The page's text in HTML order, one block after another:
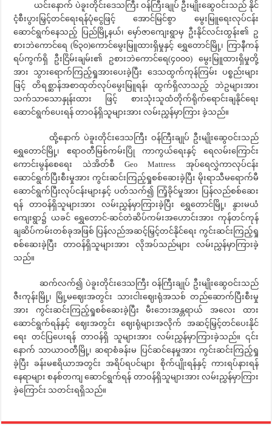
ယင်းနောက် ပဲခူးတိုင်းဒေသကြီး ဝန်ကြီးချုပ် ဦးမျိုးဆွေဝင်းသည် နိုင်
ငံ့စီးပွားမြှင့်တင်ရေးရန်ပုံငွေဖြင့် အောင်မြင်စွာ မွေးမြူရေးလုပ်ငန်း
ဆောင်ရွက်နေသည့် ပြည်မြို့နယ်၊ မှော်ဇာကျေးရွာမှ ဦးနိုင်လင်းထွန်း၏ ဥ
စားဘဲကောင်ရေ (၆၃၀)ကောင်မွေးမြူထားရှိမှုနှင့် ရွှေတောင်မြို့၊ ကြာနီကန်
ရပ်ကွက်ရှိ ဦးငြိမ်းချမ်း၏ ဥစားဘဲကောင်ရေ(၄၀၀၀) မွေးမြူထားရှိမှုတို့
အား သွားရောက်ကြည့်ရှုအားပေးခဲ့ပြီး ဒေသထွက်ကုန်ကြမ်း ပစ္စည်းများ
ဖြင့် တိရစ္ဆာန်အစာထုတ်လုပ်မွေးမြူရန်၊ ထွက်ရှိလာသည့် ဘဲဥများအား
သက်သာသောနှုန်းထား ဖြင့် စားသုံးသူထံတိုက်ရိုက်ရောင်းချနိုင်ရေး
ဆောင်ရွက်ပေးရန် တာဝန်ရှိသူများအား လမ်းညွှန်မှာကြား ခဲ့သည်။
ထို့နောက် ပဲခူးတိုင်းဒေသကြီး ဝန်ကြီးချုပ် ဦးမျိုးဆွေဝင်းသည်
ရွှေတောင်မြို့၊ ဧရာဝတီမြစ်ကမ်းပြို ကာကွယ်ရေးနှင့် ရေလမ်းကြောင်း
ကောင်းမွန်စေရေး သဲအိတ်စီ Geo Mattress အုပ်ရေလွှဲကာလုပ်ငန်း
ဆောင်ရွက်ပြီးစီးမှုအား ကွင်းဆင်းကြည့်ရှုစစ်ဆေးခဲ့ပြီး မိုးရာသီမရောက်မီ
ဆောင်ရွက်ပြီးလုပ်ငန်းများနှင့် ပတ်သက်၍ ကြံ့ခိုင်မှုအား ပြန်လည်စစ်ဆေး
ရန် တာဝန်ရှိသူများအား လမ်းညွှန်မှာကြားခဲ့ပြီး ရွှေတောင်မြို့၊ နွားမယံ
ကျေးရွာ၌ ယခင် ရွှေတောင်-ဆင်တဲဆိပ်ကမ်းအဟောင်းအား ကုန်တင်ကုန်
ချဆိပ်ကမ်းတစ်ခုအဖြစ် ပြန်လည်အဆင့်မြှင့်တင်နိုင်ရေး ကွင်းဆင်းကြည့်ရှု
စစ်ဆေးခဲ့ပြီး တာဝန်ရှိသူများအား လိုအပ်သည်များ လမ်းညွှန်မှာကြားခဲ့
သည်။
ဆက်လက်၍ ပဲခူးတိုင်းဒေသကြီး ဝန်ကြီးချုပ် ဦးမျိုးဆွေဝင်းသည်
ဇီးကုန်းမြို့၊ မြို့မဈေးအတွင်း သားငါးဈေးရုံအသစ် တည်ဆောက်ပြီးစီးမှု
အား ကွင်းဆင်းကြည့်ရှုစစ်ဆေးခဲ့ပြီး မီးဘေးအန္တရာယ် အလေး ထား
ဆောင်ရွက်ရန်နှင့် ဈေးအတွင်း ဈေးရုံများအလိုက် အဆင့်မြှင့်တင်ပေးနိုင်
ရေး တင်ပြပေးရန် တာဝန်ရှိ သူများအား လမ်းညွှန်မှာကြားခဲ့သည်။ ၎င်း
နောက် သာယာဝတီမြို့၊ ဆရာစံခန်းမ ပြင်ဆင်နေမှုအား ကွင်းဆင်းကြည့်ရှု
ခဲ့ပြီး ခန်းမဧရိယာအတွင်း အရိပ်ရပင်များ စိုက်ပျိုးရန်နှင့် ကားရပ်နားရန်
နေရာများ စနစ်တကျ ဆောင်ရွက်ရန် တာဝန်ရှိသူများအား လမ်းညွှန်မှာကြား
ခဲ့ကြောင်း သတင်းရရှိသည်။